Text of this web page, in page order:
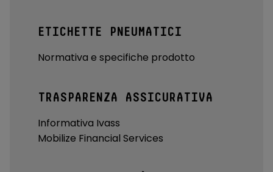
ETICHETTE PNEUMATICI
Normativa e specifiche prodotto
TRASPARENZA ASSICURATIVA
Informativa Ivass
Mobilize Financial Services